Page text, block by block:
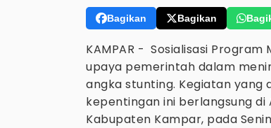
Bagikan Bagikan
KAMPAR - Sosialisasi
upaya pemerintah dalam
angka stunting. Kegiatan
kepentingan ini berlangsung di
Kabupaten Kampar, pada